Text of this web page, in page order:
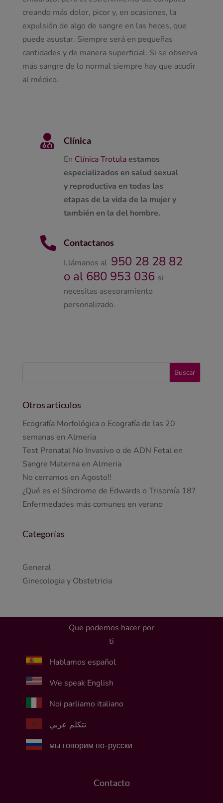
creando más dolor, picor y, en ocasiones, la
expulsión de algo de sangre en las heces, que
puede asustar. Siempre será en pequeñas
cantidades y de manera superficial. Si se observa
más sangre de lo normal siempre hay que acudir
al médico.

Clínica
En Clínica Trotulaestamos
especializados en salud sexual
y reproductiva en todas las
etapas de la vida de la mujer y
también en la del hombre.

Contactanos
Llámanos al 950 28 28 82
o al 680 953 036 si
necesitas asesoramiento
personalizado.
Otros articulos
Ecografía Morfológica o Ecografía de las 20
semanas en Almeria
Test Prenatal No Invasivo o de ADN Fetal en
Sangre Materna en Almeria
No cerramos en Agosto!!
¿Qué es el Síndrome de Edwards o Trisomía 18?
Enfermedades más comunes en verano
Categorías
General
Ginecologia y Obstetricia
Que podemos hacer por
ti
Hablamos español
We speak English
Noi parliamo italiano
نتكلم عربي
мы говорим по-русски
Contacto